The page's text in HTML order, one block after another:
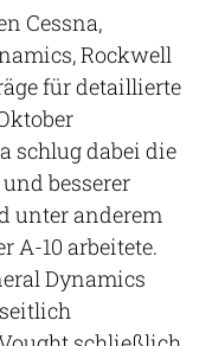
Cessna,
Rockwell
für detaillierte
schlug dabei die
besserer
unter anderem
A-10 arbeitete.
Dynamics